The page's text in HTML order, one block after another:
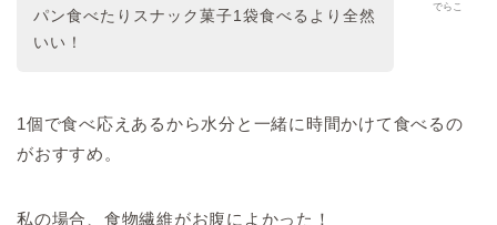
でらこ
パン食べたりスナック菓子1袋食べるより全然
いい！
1個で食べ応えあるから水分と一緒に時間かけて食べるの
がおすすめ。
私の場合、食物繊維がお腹によかった！